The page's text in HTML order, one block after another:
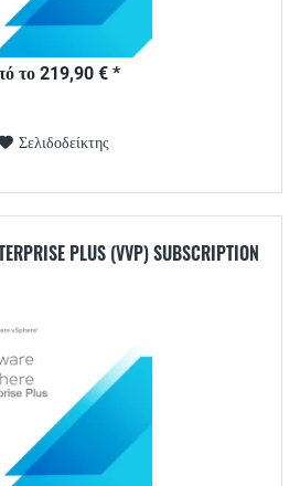
το 219,90 € *
Σελιδοδείκτης
PLUS (VVP) SUBSCRIPTION